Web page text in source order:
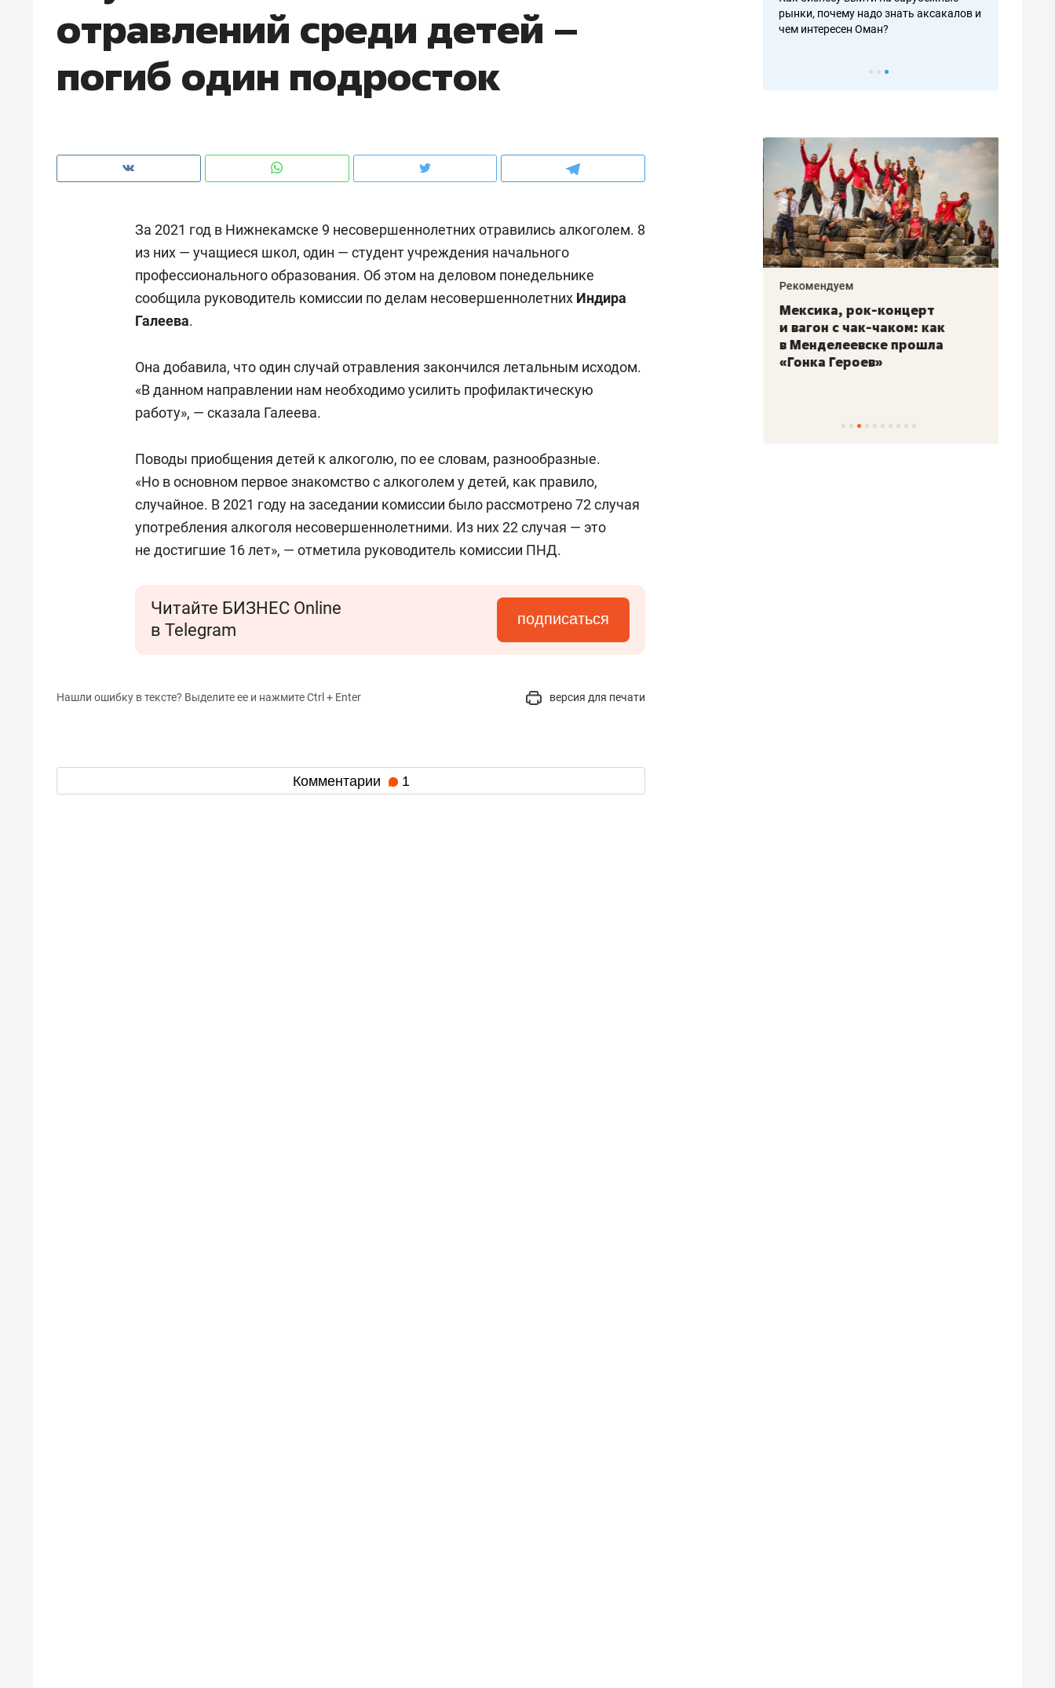
отравлений среди детей –
погиб один подросток
За 2021 год в Нижнекамске 9 несовершеннолетних отравились алкоголем. 8
из них — учащиеся школ, один — студент учреждения начального
профессионального образования. Об этом на деловом понедельнике
сообщила руководитель комиссии по делам несовершеннолетних Индира
Галеева.
Она добавила, что один случай отравления закончился летальным исходом.
«В данном направлении нам необходимо усилить профилактическую
работу», — сказала Галеева.
Поводы приобщения детей к алкоголю, по ее словам, разнообразные.
«Но в основном первое знакомство с алкоголем у детей, как правило,
случайное. В 2021 году на заседании комиссии было рассмотрено 72 случая
употребления алкоголя несовершеннолетними. Из них 22 случая — это
не достигшие 16 лет», — отметила руководитель комиссии ПНД.
Читайте БИЗНЕС Online
в Telegram
подписаться
Нашли ошибку в тексте? Выделите ее и нажмите Ctrl + Enter версия для печати
Комментарии 1
рынки, почему надо знать аксакалов и
чем интересен Оман?
о трехкратном росте цен, дотошных
клиентах и чудных запросах мастеров налогах и развитии без кредитов
рынки, почему надо знать аксакалов и
чем интересен Оман?
Рекомендуем
Как ГК «МИР ГРУПП» и ВТБ
создают оазис жилого
150 камер до квартиры и Face
Опыт выживания в дикой
состоянием как основа
антихрупких команд
Рекомендуем
Мексика, рок-концерт
и вагон с чак-чаком: как
в Менделеевске прошла
«Гонка Героев»